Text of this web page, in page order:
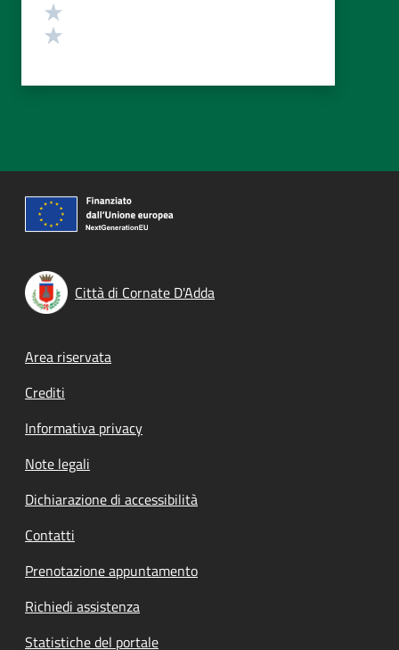
Città di Cornate D'Adda
Footer menu
Area riservata
Crediti
Informativa privacy
Note legali
Dichiarazione di accessibilità
Contatti
Prenotazione appuntamento
Richiedi assistenza
Statistiche del portale